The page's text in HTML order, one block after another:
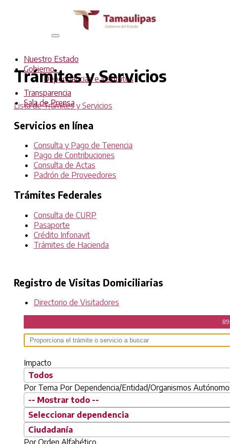
Interruptor
Navegación
Nuestro Estado
Gobierno
Dependencias e Institutos
Transparencia
Sala de Prensa
Trámites y Servicios
Lista de Trámites y Servicios
Servicios en línea
Consulta y Pago de Tenencia
Pago de Contribuciones
Consulta de Actas
Padrón de Proveedores
Trámites Federales
Consulta de CURP
Pasaporte
Crédito Infonavit
Trámites de Hacienda
Registro de Visitas Domiciliarias
Directorio de Visitadores
Impacto
Todos
Por Tema Por Dependencia/Entidad/Organismos
-- Mostrar todo --
Seleccionar dependencia
Ciudadanía